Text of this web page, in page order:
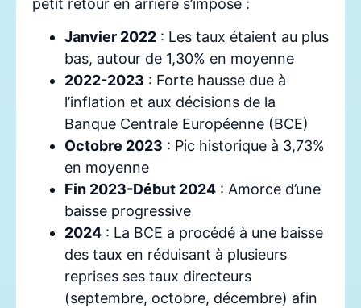
petit retour en arrière s’impose :
Janvier 2022 : Les taux étaient au plus
bas, autour de 1,30% en moyenne
2022-2023 : Forte hausse due à
l’inflation et aux décisions de la
Banque Centrale Européenne (BCE)
Octobre 2023 : Pic historique à 3,73%
en moyenne
Fin 2023-Début 2024 : Amorce d’une
baisse progressive
2024 : La BCE a procédé à une baisse
des taux en réduisant à plusieurs
reprises ses taux directeurs
(septembre, octobre, décembre) afin